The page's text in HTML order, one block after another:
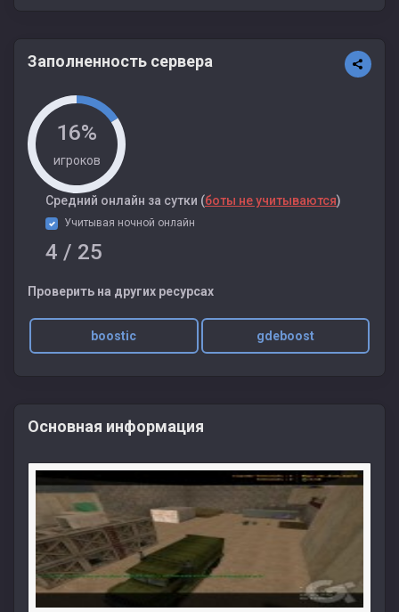
Заполненность сервера
16%
игроков
Cредний онлайн за сутки (боты не учитываются)
Учитывая ночной онлайн
4 / 25
Проверить на других ресурсах
boostic gdeboost
Основная информация